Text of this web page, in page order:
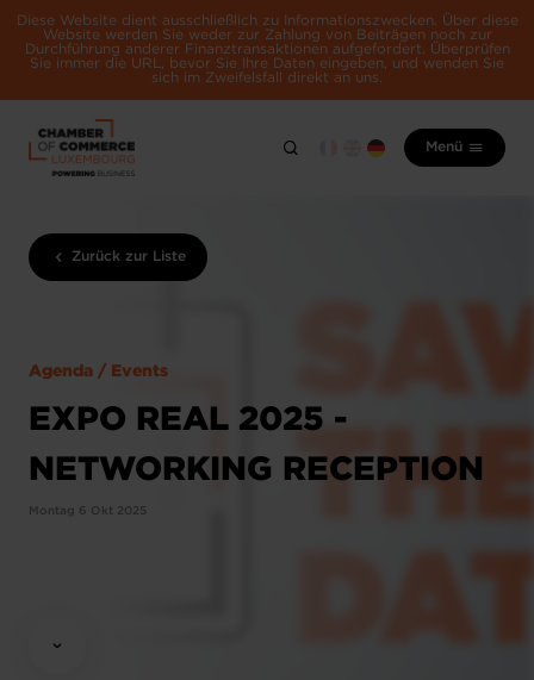
Diese Website dient ausschließlich zu Informationszwecken. Über diese
Website werden Sie weder zur Zahlung von Beiträgen noch zur
Durchführung anderer Finanztransaktionen aufgefordert. Überprüfen
Sie immer die URL, bevor Sie Ihre Daten eingeben, und wenden Sie
sich im Zweifelsfall direkt an uns.
Menü
Zurück zur Liste
Agenda / Events
EXPO REAL 2025 -
NETWORKING RECEPTION
Montag 6 Okt 2025